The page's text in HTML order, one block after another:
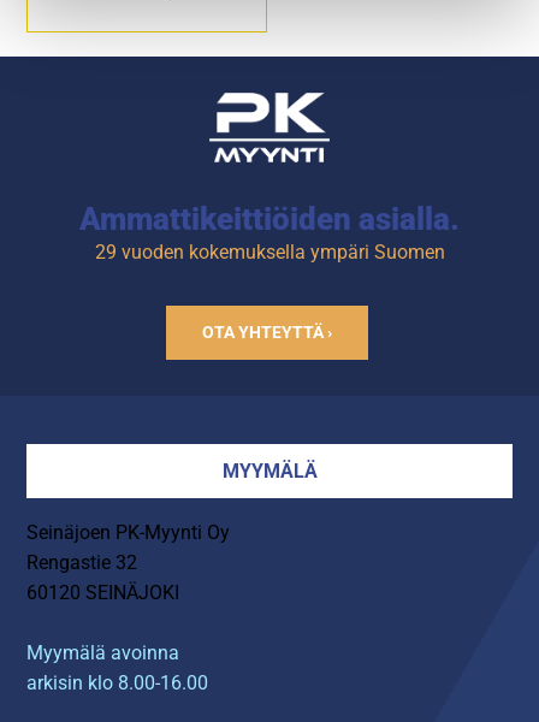
Tuotekoodi: 4035.
Ammattikeittiöiden asialla.
29 vuoden kokemuksella ympäri Suomen
OTA YHTEYTTÄ ›
MYYMÄLÄ
Seinäjoen PK-Myynti Oy
Rengastie 32
60120 SEINÄJOKI
Myymälä avoinna
arkisin klo 8.00-16.00